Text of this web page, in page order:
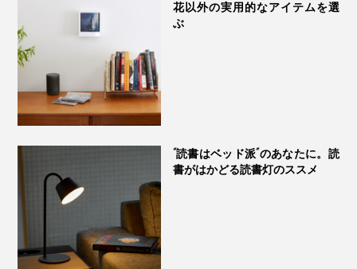
Scene 3：リビング・寝室
リビングや寝室の一角に、身支度をととのえる小物を
置いておけるアクセサリーケースって、可愛らしすぎる
もっとミニマムに、スタイリッシュに、飾るように身の
まわりの小物類をまとめたい人にオススメです。
引き出しの底に入っている紙製シートは、そのまま汚れ
防止シートとしてもお使いいただけます。
花以外の実用的なアイテムを選
ぶ
“読書はベッド派”のあなたに。読
書がはかどる読書灯のススメ